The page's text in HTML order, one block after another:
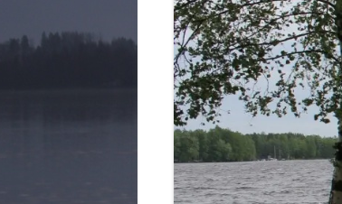
JÄSENSEURAT
HALLITUS 2025